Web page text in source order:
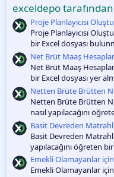
0
O
y
l
a
m
a
exceldepo
Proje Planlayıcısı
Proje Planlayıcısı
bir Excel dosyası
Net Brüt Maaş
Net Brüt Maaş
bir Excel dosyası yer
Netten Brüte Brütten
Netten Brüte Brütten
nasıl yapılacağını
Basit Devreden
Basit Devreden
yapılacağını öğreten
Emekli Olamayanlar
Emekli Olamayanlar